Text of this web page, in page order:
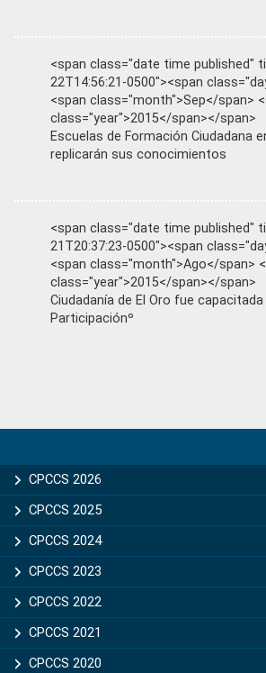
<span class="date time published"
22T14:56:21-0500"><span
<span class="month">Sep</span>
class="year">2015</span></span>
Escuelas de Formación Ciudadana
replicarán sus conocimientos
<span class="date time published"
21T20:37:23-0500"><span
<span class="month">Ago</span>
class="year">2015</span></span>
Ciudadanía de El Oro fue capacitada
Participaciónº
Sidebar
CPCCS 2026
CPCCS 2025
CPCCS 2024
CPCCS 2023
CPCCS 2022
CPCCS 2021
CPCCS 2020